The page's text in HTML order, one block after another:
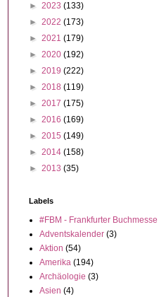
► 2023 (133)
► 2022 (173)
► 2021 (179)
► 2020 (192)
► 2019 (222)
► 2018 (119)
► 2017 (175)
► 2016 (169)
► 2015 (149)
► 2014 (158)
► 2013 (35)
Labels
#FBM - Frankfurter Buchmesse
Adventskalender (3)
Aktion (54)
Amerika (194)
Archäologie (3)
Asien (4)